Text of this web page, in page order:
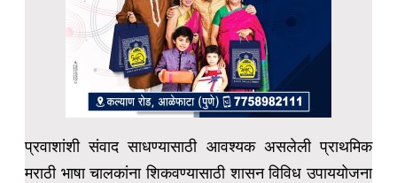
प्रवाशांशी संवाद साधण्यासाठी आवश्यक असलेली प्राथमिक
मराठी भाषा चालकांना शिकवण्यासाठी शासन विविध उपाययोजना